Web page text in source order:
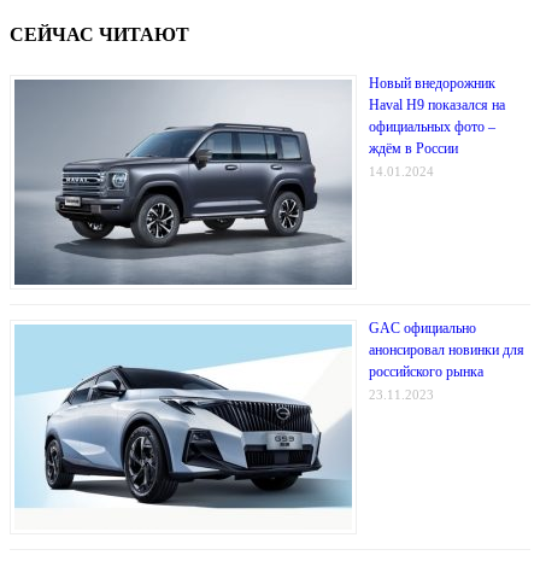
СЕЙЧАС ЧИТАЮТ
Новый внедорожник
Haval H9 показался на
официальных фото –
ждём в России
14.01.2024
GAC официально
анонсировал новинки для
российского рынка
23.11.2023